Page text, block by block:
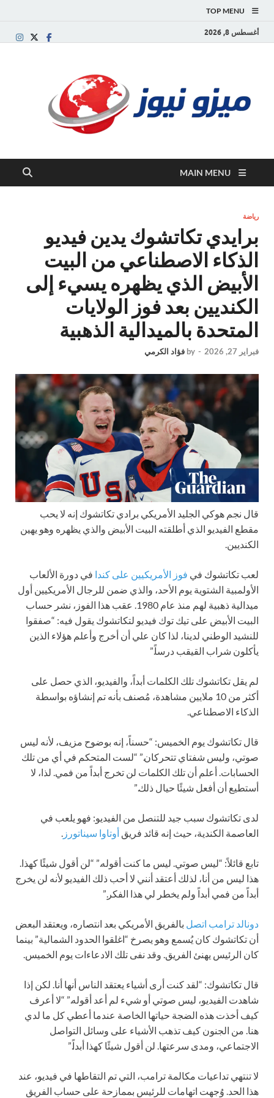
TOP MENU
أغسطس 8, 2026
MAIN MENU
رياضة
برايدي تكاتشوك يدين فيديو
الذكاء الاصطناعي من البيت
الأبيض الذي يظهره يسيء إلى
الكنديين بعد فوز الولايات
المتحدة بالميدالية الذهبية
فبراير 27, 2026 -
by فؤاد الكرمي
قال نجم هوكي الجليد الأمريكي برادي تكاتشوك إنه لا يحب
مقطع الفيديو الذي أطلقته البيت الأبيض والذي يظهره وهو يهين
الكنديين.
لعب تكاتشوك في فوز الأمريكيين على كندا في دورة الألعاب
الأولمبية الشتوية يوم الأحد، والذي ضمن للرجال الأمريكيين أول
ميدالية ذهبية لهم منذ عام 1980. عقب هذا الفوز، نشر حساب
البيت الأبيض على تيك توك فيديو لتكاتشوك يقول فيه: “صفقوا
للنشيد الوطني لدينا، لذا كان علي أن أخرج وأعلم هؤلاء الذين
يأكلون شراب القيقب درساً.”
لم يقل تكاتشوك تلك الكلمات أبداً، والفيديو، الذي حصل على
أكثر من 10 ملايين مشاهدة، مُصنف بأنه تم إنشاؤه بواسطة
الذكاء الاصطناعي.
قال تكاتشوك يوم الخميس: “حسناً، إنه بوضوح مزيف، لأنه ليس
صوتي، وليس شفتاي تتحركان.” “لست المتحكم في أي من تلك
الحسابات. أعلم أن تلك الكلمات لن تخرج أبداً من فمي. لذا، لا
أستطيع أن أفعل شيئًا حيال ذلك.”
لدى تكاتشوك سبب جيد للتنصل من الفيديو: فهو يلعب في
العاصمة الكندية، حيث إنه قائد فريق أوتاوا سيناتورز .
تابع قائلاً: “ليس صوتي. ليس ما كنت أقوله.” “لن أقول شيئًا كهذا.
هذا ليس من أنا، لذلك أعتقد أنني لا أحب ذلك الفيديو لأنه لن يخرج
أبداً من فمي أبداً ولم يخطر لي هذا الفكر.”
دونالد ترامب اتصل بالفريق الأمريكي بعد انتصاره، ويعتقد البعض
أن تكاتشوك كان يُسمع وهو يصرخ “اغلقوا الحدود الشمالية” بينما
كان الرئيس يهنئ الفريق. وقد نفى تلك الادعاءات يوم الخميس.
قال تكاتشوك: “لقد كنت أرى أشياء يعتقد الناس أنها أنا. لكن إذا
شاهدت الفيديو، ليس صوتي أو شيء لم أعد أقوله.” “لا أعرف
كيف أخذت هذه الضجة حياتها الخاصة عندما أعطي كل ما لدي
هنا. من الجنون كيف تذهب الأشياء على وسائل التواصل
الاجتماعي، ومدى سرعتها. لن أقول شيئًا كهذا أبداً.”
لا تنتهي تداعيات مكالمة ترامب، التي تم التقاطها في فيديو، عند
هذا الحد. وُجهت اتهامات للرئيس بممازحة على حساب الفريق